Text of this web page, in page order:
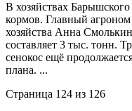
В хозяйствах Барышского
кормов. Главный агроном
хозяйства Анна
составляет 3 тыс. тонн.
сенокос ещё
плана. ...
Страница 124 из 126